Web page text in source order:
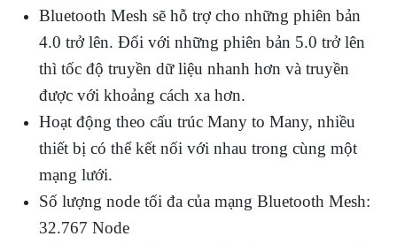
Bluetooth Mesh sẽ hỗ trợ cho những phiên bản
4.0 trở lên. Đối với những phiên bản 5.0 trở lên
thì tốc độ truyền dữ liệu nhanh hơn và truyền
được với khoảng cách xa hơn.
Hoạt động theo cấu trúc Many to Many, nhiều
thiết bị có thể kết nối với nhau trong cùng một
mạng lưới.
Số lượng node tối đa của mạng Bluetooth Mesh:
32.767 Node